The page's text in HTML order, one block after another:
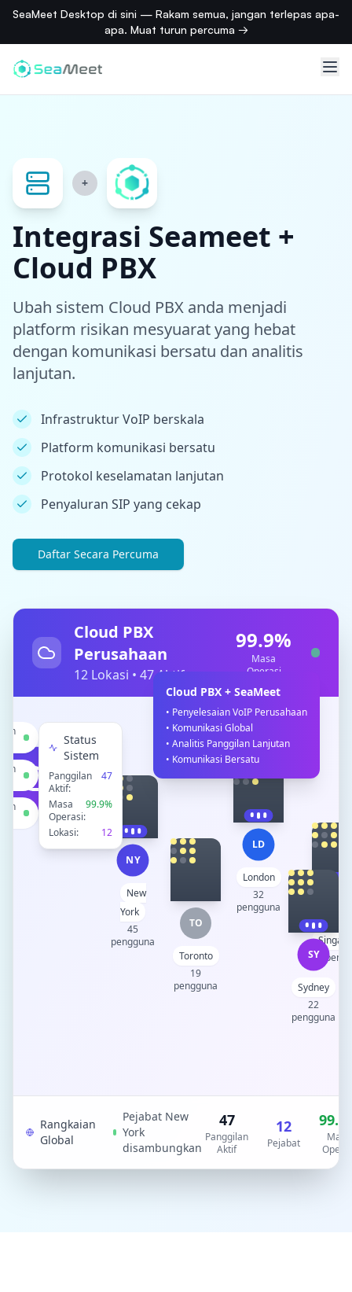
SeaMeet Desktop di sini — Rakam semua, jangan terlepas apa-
apa. Muat turun percuma →
+
Integrasi Seameet +
Cloud PBX
Ubah sistem Cloud PBX anda menjadi
platform risikan mesyuarat yang hebat
dengan komunikasi bersatu dan analitis
lanjutan.
Infrastruktur VoIP berskala
Platform komunikasi bersatu
Protokol keselamatan lanjutan
Penyaluran SIP yang cekap
Daftar Secara Percuma
Cloud PBX
Perusahaan
12 Lokasi • 48Aktif
99.9%
Masa
Operasi
NY
New
York
45
pengguna
LD
London
32
pengguna
28
TO
Toronto
19
pengguna
SY
Sydney
22
pengguna
Status
Sistem
Panggilan
Aktif:
48
Masa
Operasi:
99.9%
Lokasi: 12
Rangkaian
Global
Pejabat New
York
disambungkan
48
Panggilan
Aktif
12
Pejabat
99.9
Masa
Cloud PBX + SeaMeet
• Penyelesaian VoIP Perusahaan
• Komunikasi Global
• Analitis Panggilan Lanjutan
• Komunikasi Bersatu